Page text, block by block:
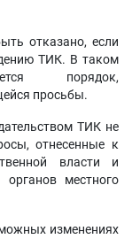
отказано, если
ТИК. В таком
порядок,
просьбы.
ТИК не
отнесенные к
власти и
органов местного
изменениях